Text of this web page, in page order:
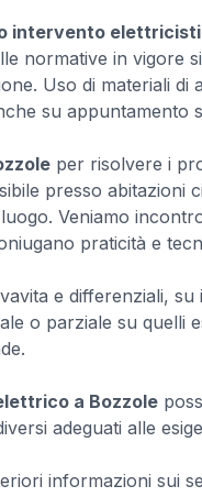
intervento elettricisti
normative in vigore
Uso di materiali di
su appuntamento
per risolvere i
presso abitazioni
Veniamo
praticità e
e differenziali,
o parziale su quelli
a Bozzole
adeguati alle
informazioni sui